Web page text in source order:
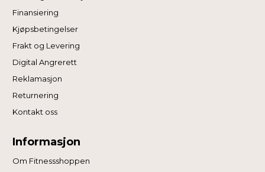
Finansiering
Kjøpsbetingelser
Frakt og Levering
Digital Angrerett
Reklamasjon
Returnering
Kontakt oss
Informasjon
Om Fitnessshoppen